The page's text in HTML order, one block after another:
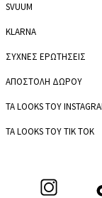
SVUUM
KLARNA
ΣΥΧΝΕΣ ΕΡΩΤΗΣΕΙΣ
ΑΠΟΣΤΟΛΗ ΔΩΡΟΥ
ΤΑ LOOKS ΤΟΥ
ΤΑ LOOKS ΤΟΥ TIK TOK